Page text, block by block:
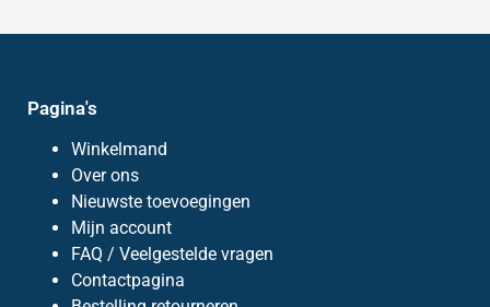
Pagina's
Winkelmand
Over ons
Nieuwste toevoegingen
Mijn account
FAQ / Veelgestelde vragen
Contactpagina